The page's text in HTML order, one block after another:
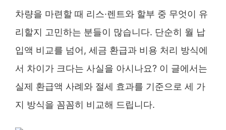
차량을 마련할 때 리스·렌트와 할부 중 무엇이 유
리할지 고민하는 분들이 많습니다. 단순히 월 납
입액 비교를 넘어, 세금 환급과 비용 처리 방식에
서 차이가 크다는 사실을 아시나요? 이 글에서는
실제 환급액 사례와 절세 효과를 기준으로 세 가
지 방식을 꼼꼼히 비교해 드립니다.